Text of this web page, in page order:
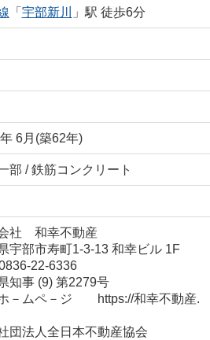
「 宇部新川 」駅 徒歩6分
6月(築62年)
部 / 鉄筋コンクリート
社 和幸不動産
宇部市寿町1-3-13 和幸ビル 1F
22-6336
知事 (9) 第2279号
－ムペ－ジ https://和幸不動産.
団法人全日本不動産協会